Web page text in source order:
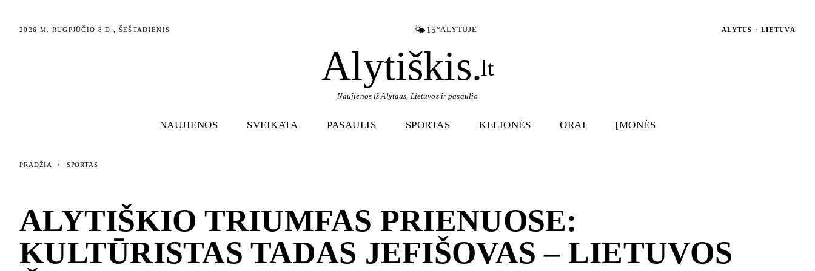
2026 M. RUGPJŪČIO 8 D., ŠEŠTADIENIS 🌤️15°ALYTUJE ALYTUS · LIETUVA
Alytiškis.lt
Naujienos iš Alytaus, Lietuvos ir pasaulio
NAUJIENOS SVEIKATA PASAULIS SPORTAS KELIONĖS ORAI ĮMONĖS
PRADŽIA / SPORTAS
ALYTIŠKIO TRIUMFAS PRIENUOSE:
KULTŪRISTAS TADAS JEFIŠOVAS – LIETUVOS